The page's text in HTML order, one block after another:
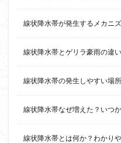
線状降水帯が発生するメカニ
線状降水帯とゲリラ豪雨の違
線状降水帯の発生しやすい場
線状降水帯なぜ増えた？いつ
線状降水帯とは何か？わかり